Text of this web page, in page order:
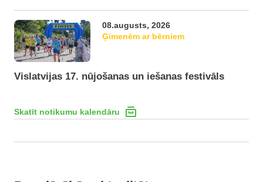
08.augusts, 2026
Ģimenēm ar bērniem
Vislatvijas 17. nūjošanas un iešanas festivāls
Skatīt notikumu kalendāru